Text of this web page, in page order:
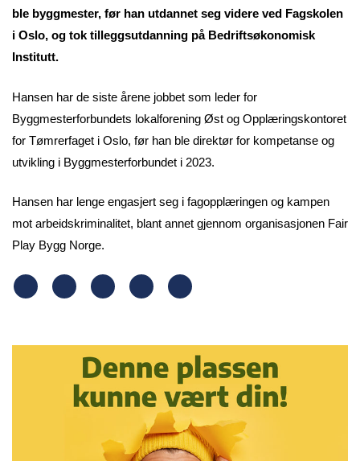
ble byggmester, før han utdannet seg videre ved Fagskolen
i Oslo, og tok tilleggsutdanning på Bedriftsøkonomisk
Institutt.
Hansen har de siste årene jobbet som leder for
Byggmesterforbundets lokalforening Øst og Opplæringskontoret
for Tømrerfaget i Oslo, før han ble direktør for kompetanse og
utvikling i Byggmesterforbundet i 2023.
Hansen har lenge engasjert seg i fagopplæringen og kampen
mot arbeidskriminalitet, blant annet gjennom organisasjonen Fair
Play Bygg Norge.